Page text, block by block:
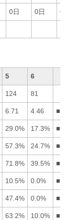
0日 0日 0日
5 6
124 81
6.71 4.46
29.0% 17.3%
57.3% 24.7%
71.8% 39.5%
10.5% 0.0%
47.4% 0.0%
63.2% 10.0%